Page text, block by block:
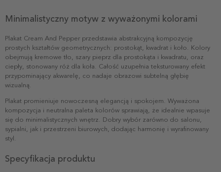
Minimalistyczny motyw z wyważonymi kolorami
Plakat Cream And Pepper przedstawia abstrakcyjną kompozycję
prostych kształtów geometrycznych: prostokąt, kwadrat i koło. Kolory
obejmują kremowe tło, szary pieprz dla prostokąta i kwadratu, oraz
ciepły, stonowany róż dla koła. Całość uzupełnia teksturowany efekt
przypominający akwarelę, co nadaje obrazowi subtelną głębię
wizualną.
Plakat promieniuje nowoczesną elegancją i spokojem. Wyważona
kompozycja i neutralna paleta kolorów sprawiają, że idealnie wpasuje
się do minimalistycznych wnętrz. Dobry wybór zarówno do salonu,
sypialni, jak i przestrzeni biurowych, dodając harmonię i wyrafinowany
styl.
Specyfikacja produktu